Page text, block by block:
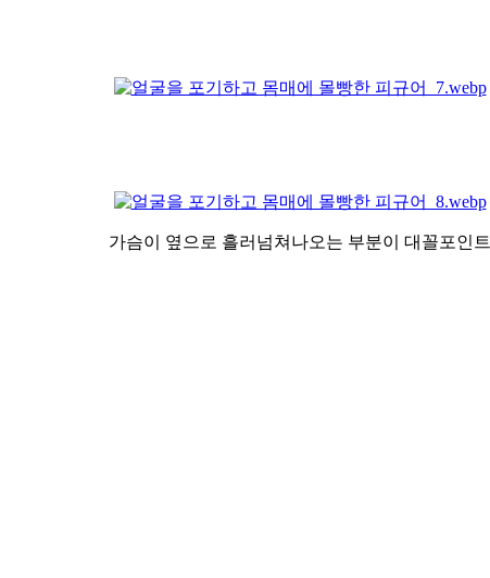
가슴이 옆으로 흘러넘쳐나오는 부분이 대꼴포인트